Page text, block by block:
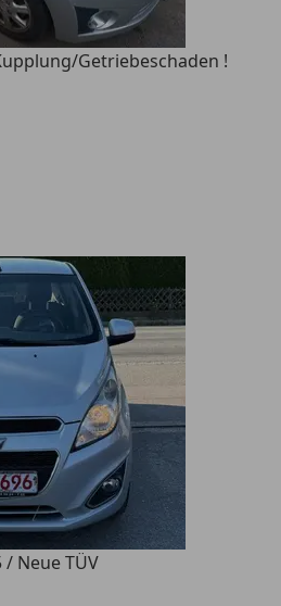
Getriebeschaden !
/ Neue TÜV